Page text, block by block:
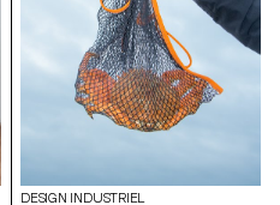
DESIGN INDUSTRIEL